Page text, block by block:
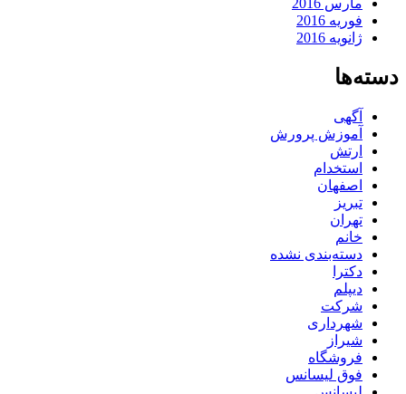
مارس 2016
فوریه 2016
ژانویه 2016
دسته‌ها
آگهی
آموزش پرورش
ارتش
استخدام
اصفهان
تبریز
تهران
خانم
دسته‌بندی نشده
دکترا
دیپلم
شرکت
شهرداری
شیراز
فروشگاه
فوق لیسانس